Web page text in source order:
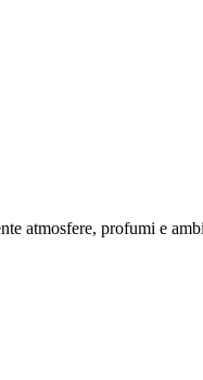
atmosfere, profumi e